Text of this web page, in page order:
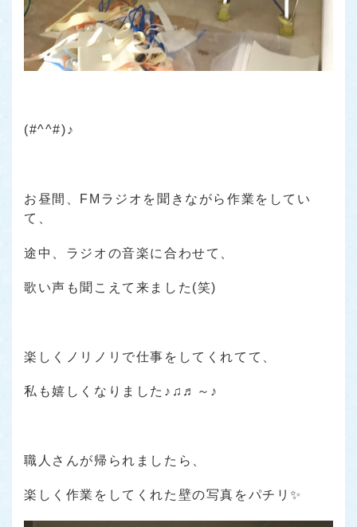
(#^^#)♪
お昼間、FMラジオを聞きながら作業をしてい
て、
途中、ラジオの音楽に合わせて、
歌い声も聞こえて来ました(笑)
楽しくノリノリで仕事をしてくれてて、
私も嬉しくなりました♪♫♬～♪
職人さんが帰られましたら、
楽しく作業をしてくれた壁の写真をパチリ✨